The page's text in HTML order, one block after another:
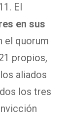
El
en sus
el quorum
propios,
aliados
los tres